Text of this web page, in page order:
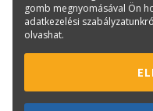
Kérdése van?
gomb megnyomásával Ön
adatkezelési
olvashat.